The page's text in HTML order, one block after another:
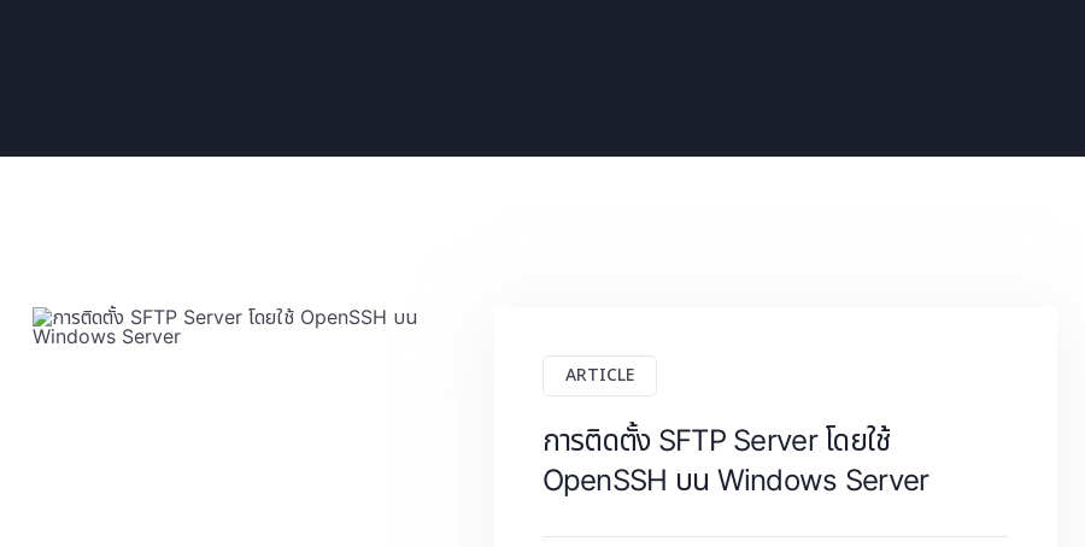
ARTICLE
การติดตั้ง SFTP Server โดยใช้
OpenSSH บน Windows Server